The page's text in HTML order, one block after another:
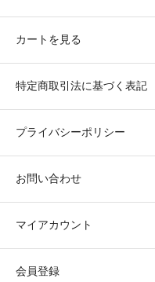
カートを見る
特定商取引法に基づく表記
プライバシーポリシー
お問い合わせ
マイアカウント
会員登録